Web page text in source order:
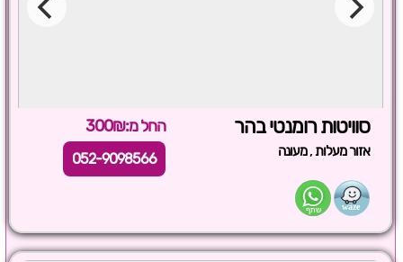
סוויטות רומנטי בהר החל מ:300₪
אזור מעלות,מעונה 052-9098566